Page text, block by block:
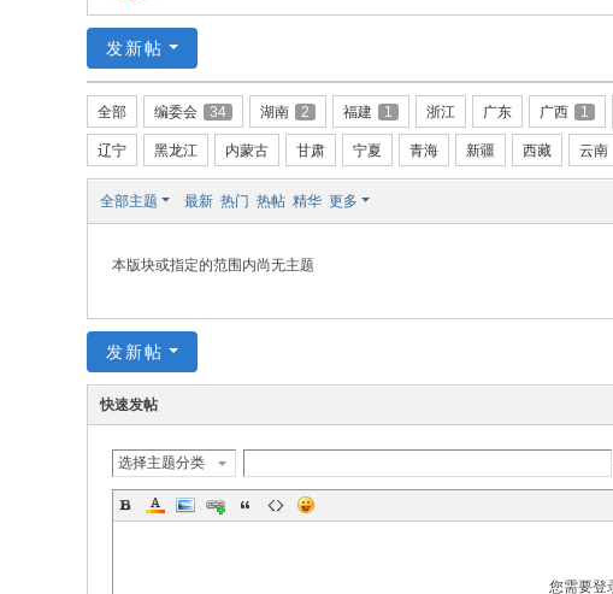
w
w.
ch
in
az
ho
宗
：
友
发新帖
全部 编委会 34 湖南 2 福建 1 浙江 广东 广西 1
辽宁 黑龙江 内蒙古 甘肃 宁夏 青海 新疆 西藏 云南
全部主题 最新 热门 热帖 精华 更多
本版块或指定的范围内尚无主题
发新帖
快速发帖
选择主题分类
您需要登